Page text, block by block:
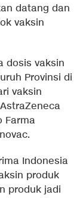
datang dan
vaksin
dosis vaksin
Provinsi di
vaksin
Farma
Indonesia
produk
produk jadi